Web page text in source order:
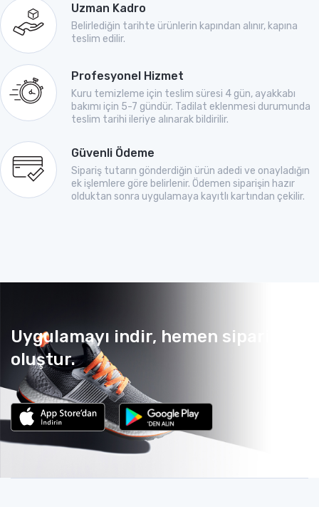
Uzman Kadro
Belirlediğin tarihte ürünlerin kapından alınır, kapına
teslim edilir.
Profesyonel Hizmet
Kuru temizleme için teslim süresi 4 gün, ayakkabı
bakımı için 5-7 gündür. Tadilat eklenmesi durumunda
teslim tarihi ileriye alınarak bildirilir.
Güvenli Ödeme
Sipariş tutarın gönderdiğin ürün adedi ve onayladığın
ek işlemlere göre belirlenir. Ödemen siparişin hazır
olduktan sonra uygulamaya kayıtlı kartından çekilir.
Uygulamayı indir, hemen sipariş
oluştur.